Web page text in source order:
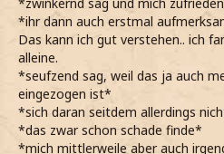
*zwinkernd sag und mich
*ihr dann auch erstmal
Das kann ich gut verstehen.. ich
alleine.
*seufzend sag, weil das ja auch
eingezogen ist*
*sich daran seitdem allerdings
*das zwar schon schade finde*
*mich mittlerweile aber auch